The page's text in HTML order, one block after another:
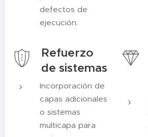
defectos de
ejecución.
Refuerzo
de sistemas
Incorporación de
capas adicionales
o sistemas
multicapa para